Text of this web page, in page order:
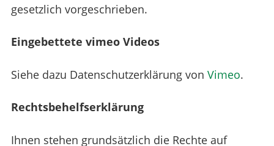
gesetzlich vorgeschrieben.
Eingebettete vimeo Videos
Siehe dazu Datenschutzerklärung von Vimeo.
Rechtsbehelfserklärung
Ihnen stehen grundsätzlich die Rechte auf